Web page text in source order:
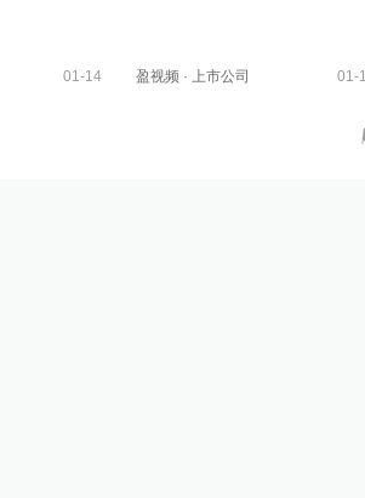
01-14 盈视频· 上市公司 01-